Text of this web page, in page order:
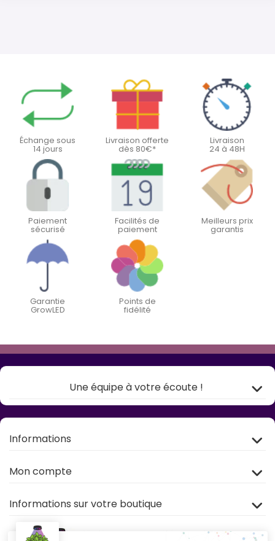
Échange sous
14 jours
Livraison offerte
dès 80€*
Livraison
24 à 48H
Paiement
sécurisé
Facilités de
paiement
Meilleurs prix
garantis
Garantie
GrowLED
Points de
fidélité
Une équipe à votre écoute !
Informations
Mon compte
Informations sur votre boutique